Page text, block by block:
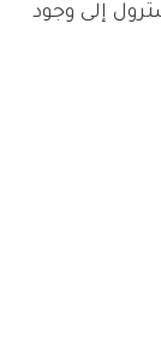
إلى وجود